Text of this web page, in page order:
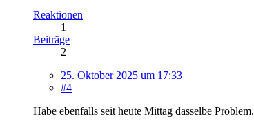
Reaktionen
1
Beiträge
2
25. Oktober 2025 um 17:33
#4
Habe ebenfalls seit heute Mittag dasselbe Problem.